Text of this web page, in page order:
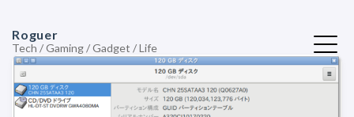
Roguer
Tech / Gaming / Gadget / Life